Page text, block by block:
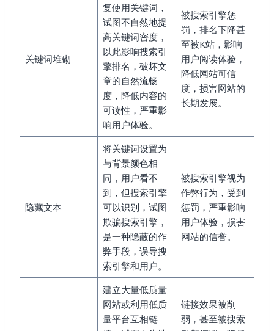
关键词堆砌
复使用关键词，
试图不自然地提
高关键词密度，
以此影响搜索引
擎排名，破坏文
章的自然流畅
度，降低内容的
可读性，严重影
响用户体验。
被搜索引擎惩
罚，排名下降甚
至被K站，影响
用户阅读体验，
降低网站可信
度，损害网站的
长期发展。
隐藏文本
将关键词设置为
与背景颜色相
同，用户看不
到，但搜索引擎
可以识别，试图
欺骗搜索引擎，
是一种隐蔽的作
弊手段，误导搜
索引擎和用户。
被搜索引擎视为
作弊行为，受到
惩罚，严重影响
用户体验，损害
网站的信誉。
建立大量低质量
网站或利用低质
量平台互相链
链接效果被削
弱，甚至被搜索